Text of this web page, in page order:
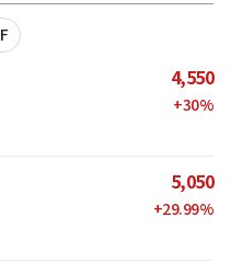
4,550
+30%
5,050
+29.99%